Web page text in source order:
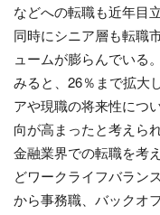
などへの転職も近年目
同時にシニア層も転職
ュームが膨らんでいる
みると、26％まで拡大
アや現職の将来性につ
向が高まったと考えられ
金融業界での転職を考
どワークライフバラン
から事務職、バックオ